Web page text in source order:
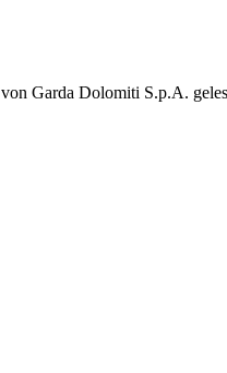
von Garda Dolomiti S.p.A.